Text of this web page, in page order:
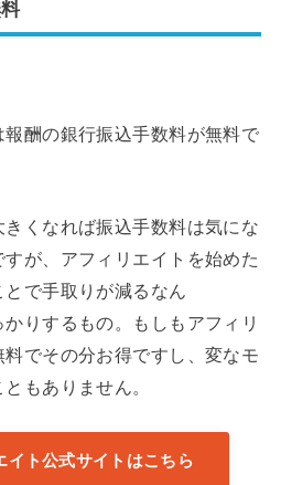
報酬の銀行振込手数料が無料で
くなれば振込手数料は気にな
が、アフィリエイトを始めた
で手取りが減るなん
りするもの。もしもアフィリ
でその分お得ですし、変なモ
もありません。
イト公式サイトはこちら